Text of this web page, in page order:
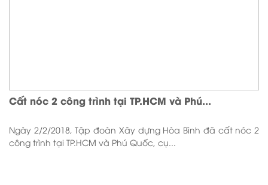
Cất nóc 2 công trình tại TP.HCM và Phú...
Ngày 2/2/2018, Tập đoàn Xây dựng Hòa Bình đã cất nóc 2
công trình tại TP.HCM và Phú Quốc, cụ...